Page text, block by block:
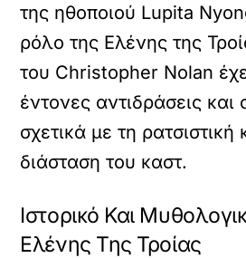
της ηθοποιού Lupita
ρόλο της Ελένης της
του Christopher Nolan
έντονες αντιδράσεις και
σχετικά με τη ρατσιστική
διάσταση του καστ.
Ιστορικό Και
Ελένης Της Τροίας